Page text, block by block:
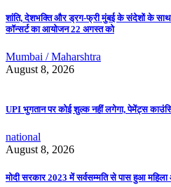
शांति, देशभक्ति और ड्रग-फ्री मुंबई के संदेशों के
कॉन्सर्ट का आयोजन 22 अगस्त को
Mumbai / Maharshtra
August 8, 2026
UPI भुगतान पर कोई शुल्क नहीं लगेगा, पेमेंट्स
national
August 8, 2026
मोदी सरकार 2023 में सर्वसम्मति से पास हुआ महिला